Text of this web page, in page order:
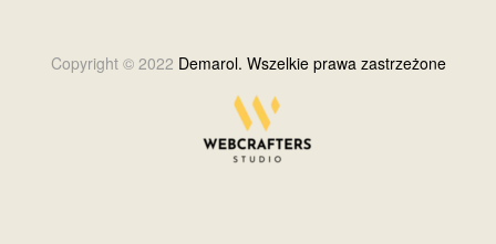
Copyright © 2022 Demarol. Wszelkie prawa zastrzeżone